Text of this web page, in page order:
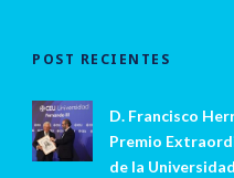
POST RECIENTES
D. Francisco
Premio
de la